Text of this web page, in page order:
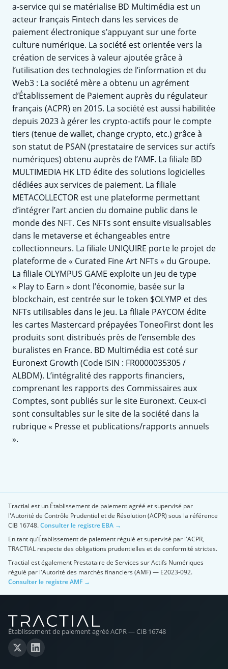
a-service qui se matérialise BD Multimédia est un
acteur français Fintech dans les services de
paiement électronique s’appuyant sur une forte
culture numérique. La société est orientée vers la
création de services à valeur ajoutée grâce à
l’utilisation des technologies de l’information et du
Web3 : La société mère a obtenu un agrément
d’Établissement de Paiement auprès du régulateur
français (ACPR) en 2015. La société est aussi habilitée
depuis 2023 à gérer les crypto-actifs pour le compte
tiers (tenue de wallet, change crypto, etc.) grâce à
son statut de PSAN (prestataire de services sur actifs
numériques) obtenu auprès de l’AMF. La filiale BD
MULTIMEDIA HK LTD édite des solutions logicielles
dédiées aux services de paiement. La filiale
METACOLLECTOR est une plateforme permettant
d’intégrer l’art ancien du domaine public dans le
monde des NFT. Ces NFTs sont ensuite visualisables
dans le metaverse et échangeables entre
collectionneurs. La filiale UNIQUIRE porte le projet de
plateforme de « Curated Fine Art NFTs » du Groupe.
La filiale OLYMPUS GAME exploite un jeu de type
« Play to Earn » dont l’économie, basée sur la
blockchain, est centrée sur le token $OLYMP et des
NFTs utilisables dans le jeu. La filiale PAYCOM édite
les cartes Mastercard prépayées ToneoFirst dont les
produits sont distribués près de l’ensemble des
buralistes en France. BD Multimédia est coté sur
Euronext Growth (Code ISIN : FR0000035305 /
ALBDM). L’intégralité des rapports financiers,
comprenant les rapports des Commissaires aux
Comptes, sont publiés sur le site Euronext. Ceux-ci
sont consultables sur le site de la société dans la
rubrique « Presse et publications/rapports annuels
».
Tractial est un Établissement de paiement agréé et supervisé par
l'Autorité de Contrôle Prudentiel et de Résolution (ACPR) sous la référence
CIB 16748.Consulter le registre EBA →
En tant qu'Établissement de paiement régulé et supervisé par l'ACPR,
TRACTIAL respecte des obligations prudentielles et de conformité strictes.
Tractial est également Prestataire de Services sur Actifs Numériques
régulé par l'Autorité des marchés financiers (AMF) — E2023-092.
Consulter le registre AMF →
Établissement de paiement agréé ACPR — CIB 16748